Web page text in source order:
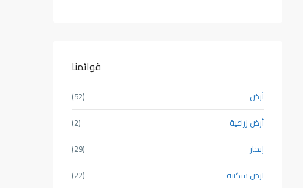
قوائمنا
أرض
(52)
أرض زراعية
(2)
إيجار
(29)
ارض سكنية
(22)